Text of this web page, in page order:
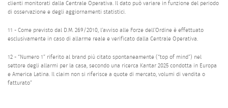
clienti monitorati dalla Centrale Operativa. Il dato può variare in funzione del periodo
di osservazione e degli aggiornamenti statistici.
11 - Come previsto dal D.M. 269/2010, l’avviso alle Forze dell’Ordine è effettuato
esclusivamente in caso di allarme reale e verificato dalla Centrale Operativa.
12 - “Numero 1” riferito al brand più citato spontaneamente (“top of mind”) nel
settore degli allarmi per la casa, secondo una ricerca Kantar 2025 condotta in Europa
e America Latina. Il claim non si riferisce a quote di mercato, volumi di vendita o
fatturato”